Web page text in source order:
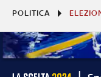
POLITICA